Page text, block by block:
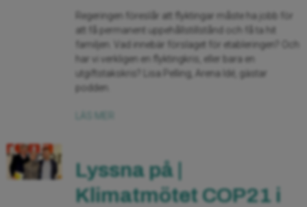
Regeringen föreslår att flyktingar måste ha jobb för
att få permanent uppehållstillstånd och få ta hit
familjen. Vad innebär förslaget för etableringen? Och
har vi verkligen en flyktingkris, eller bara en
utgiftstakskris? Lisa Pelling, Arena Idé, gästar
podden.
Lyssna på |
Klimatmötet COP21 i